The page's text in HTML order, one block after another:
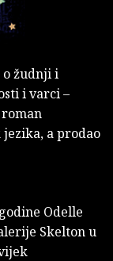
žudnji i
i varci –
a prodao
Odelle
Skelton u